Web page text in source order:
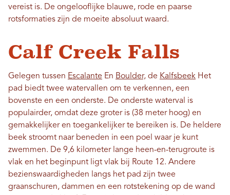
vereist is. De ongelooflijke blauwe, rode en paarse
rotsformaties zijn de moeite absoluut waard.
Calf Creek Falls
Gelegen tussen Escalante En Boulder, de Kalfsbeek Het
pad biedt twee watervallen om te verkennen, een
bovenste en een onderste. De onderste waterval is
populairder, omdat deze groter is (38 meter hoog) en
gemakkelijker en toegankelijker te bereiken is. De heldere
beek stroomt naar beneden in een poel waar je kunt
zwemmen. De 9,6 kilometer lange heen-en-terugroute is
vlak en het beginpunt ligt vlak bij Route 12. Andere
bezienswaardigheden langs het pad zijn twee
graanschuren, dammen en een rotstekening op de wand